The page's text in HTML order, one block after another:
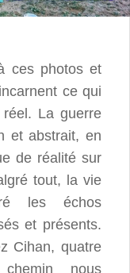
ces photos et
ce qui
La guerre
et abstrait, en
de réalité sur
tout, la vie
les échos
et présents.
Cihan, quatre
nous